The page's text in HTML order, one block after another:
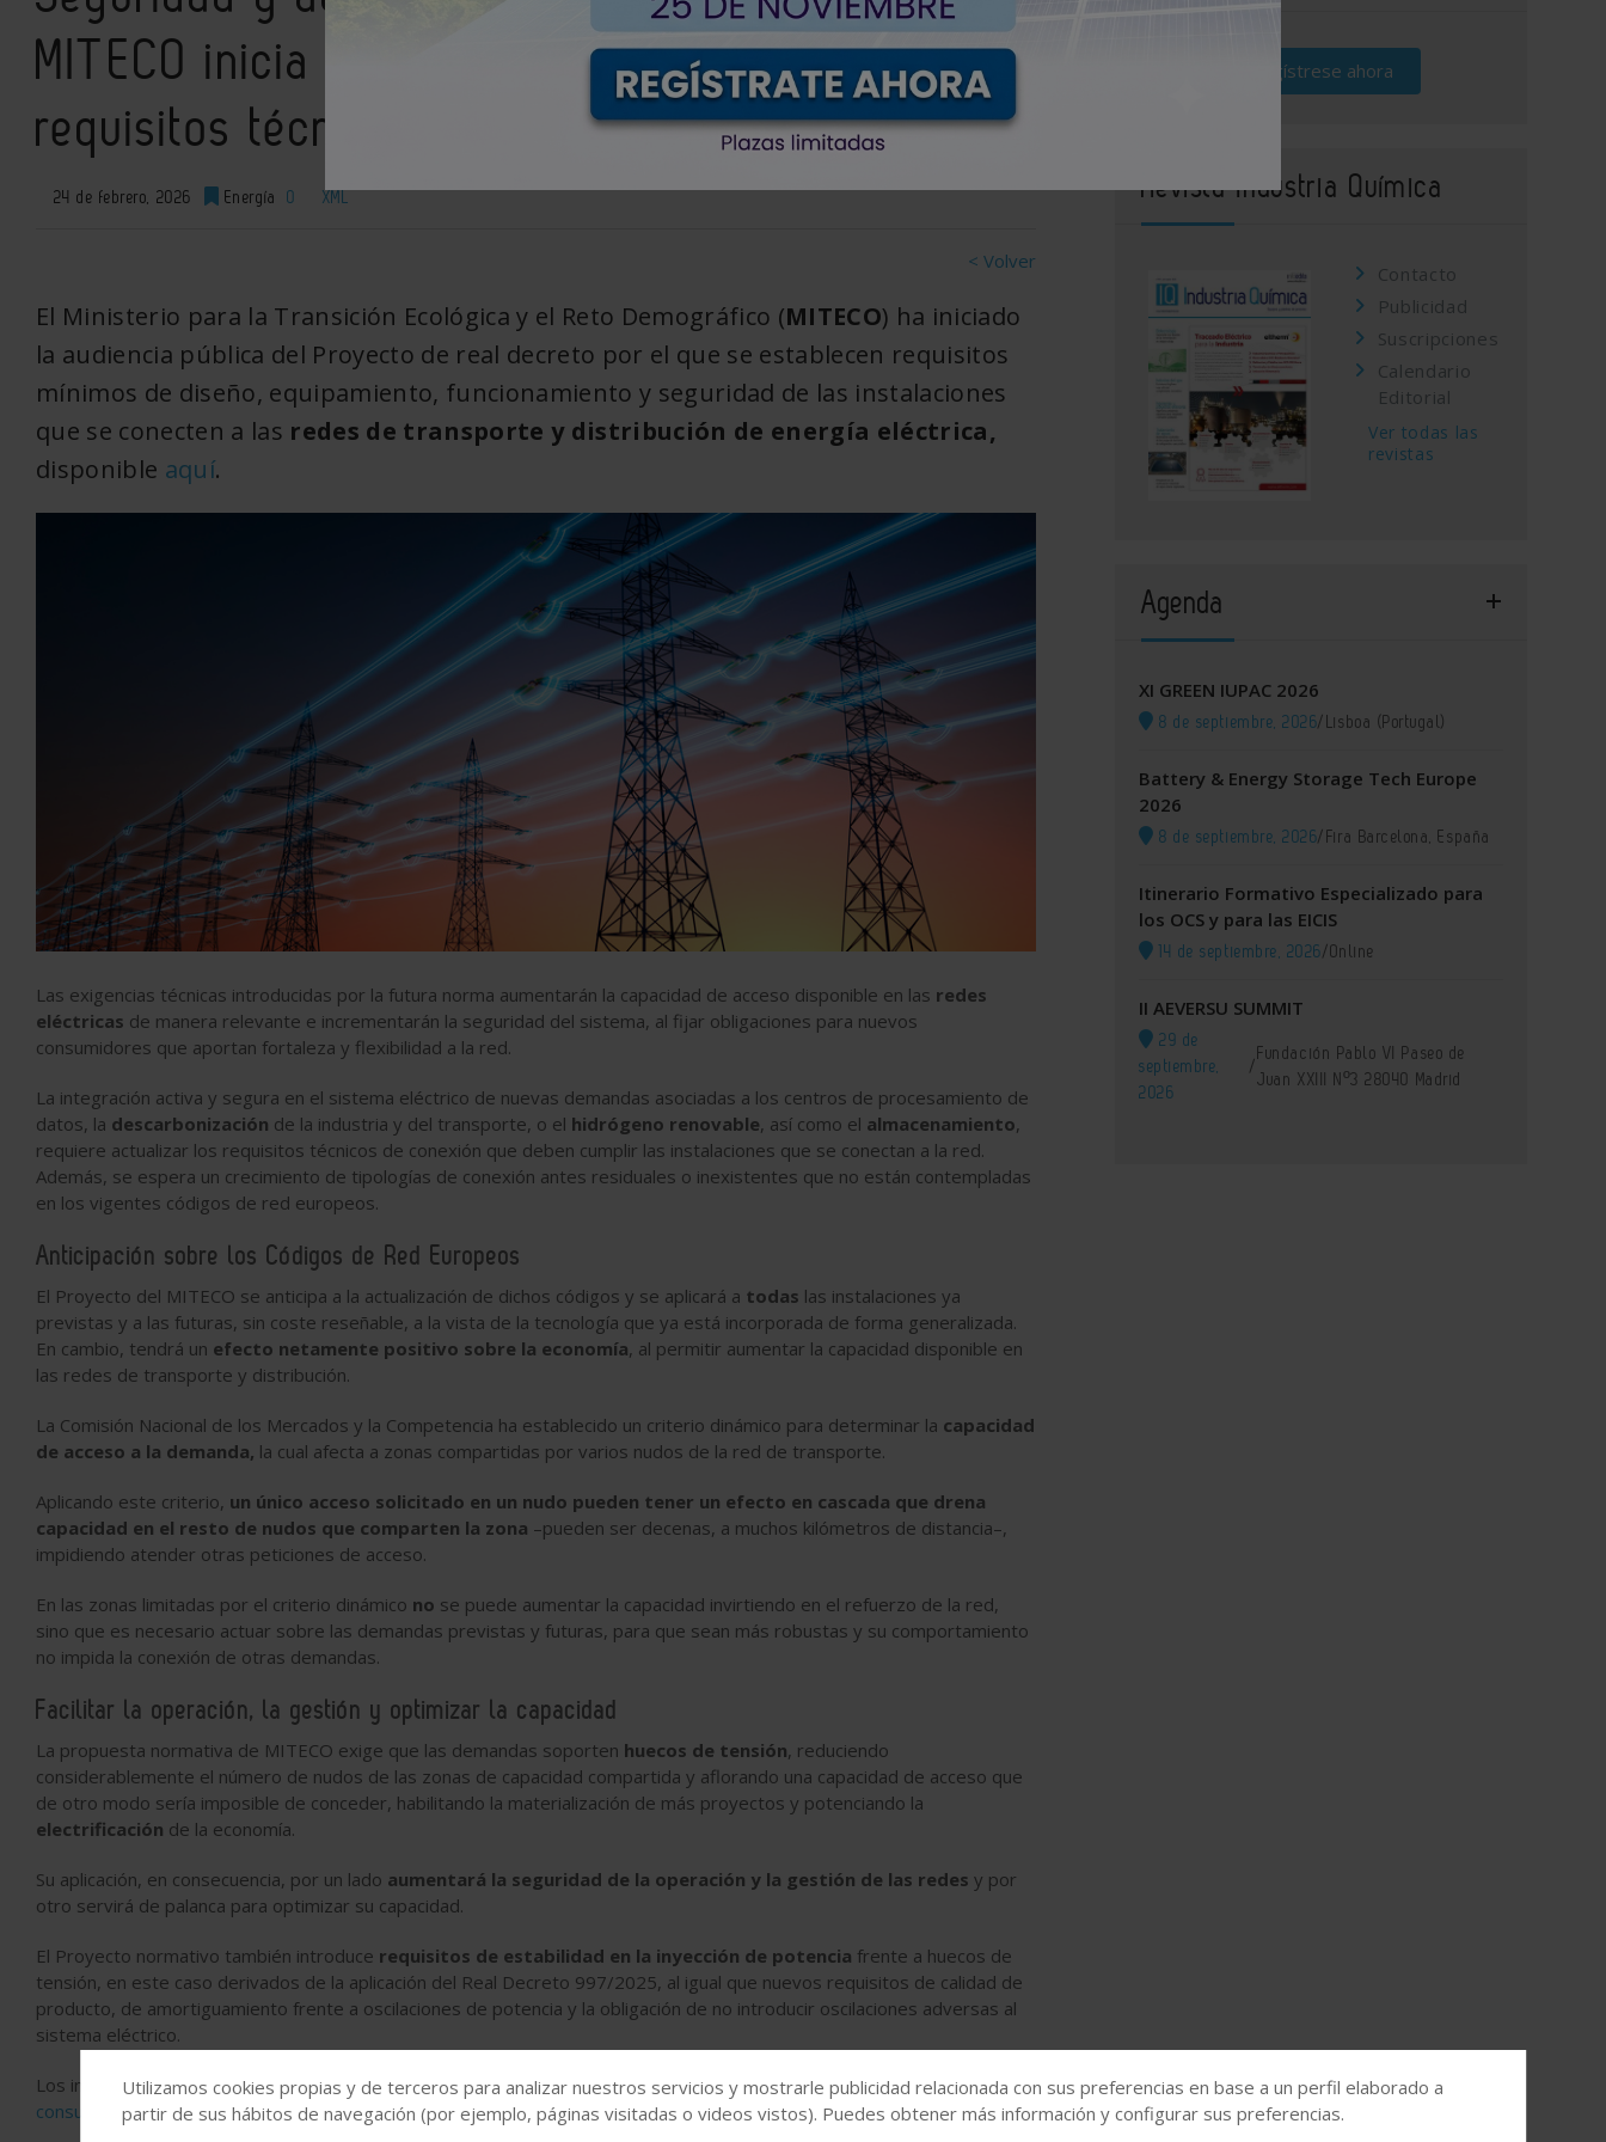
MITECO inicia la audiencia para actualizar los
requisitos técnicos
24 de febrero, 2026 Energía 0 XML
< Volver
El Ministerio para la Transición Ecológica y el Reto Demográfico (MITECO) ha iniciado
la audiencia pública del Proyecto de real decreto por el que se establecen requisitos
mínimos de diseño, equipamiento, funcionamiento y seguridad de las instalaciones
que se conecten a las redes de transporte y distribución de energía eléctrica,
disponible aquí.
Las exigencias técnicas introducidas por la futura norma aumentarán la capacidad de acceso disponible en las redes
eléctricas de manera relevante e incrementarán la seguridad del sistema, al fijar obligaciones para nuevos
consumidores que aportan fortaleza y flexibilidad a la red.
La integración activa y segura en el sistema eléctrico de nuevas demandas asociadas a los centros de procesamiento de
datos, la descarbonización de la industria y del transporte, o el hidrógeno renovable, así como el almacenamiento,
requiere actualizar los requisitos técnicos de conexión que deben cumplir las instalaciones que se conectan a la red.
Además, se espera un crecimiento de tipologías de conexión antes residuales o inexistentes que no están contempladas
en los vigentes códigos de red europeos.
Anticipación sobre los Códigos de Red Europeos
El Proyecto del MITECO se anticipa a la actualización de dichos códigos y se aplicará a todas las instalaciones ya
previstas y a las futuras, sin coste reseñable, a la vista de la tecnología que ya está incorporada de forma generalizada.
En cambio, tendrá un efecto netamente positivo sobre la economía, al permitir aumentar la capacidad disponible en
las redes de transporte y distribución.
La Comisión Nacional de los Mercados y la Competencia ha establecido un criterio dinámico para determinar la capacidad
de acceso a la demanda, la cual afecta a zonas compartidas por varios nudos de la red de transporte.
Aplicando este criterio, un único acceso solicitado en un nudo pueden tener un efecto en cascada que drena
capacidad en el resto de nudos que comparten la zona –pueden ser decenas, a muchos kilómetros de distancia–,
impidiendo atender otras peticiones de acceso.
En las zonas limitadas por el criterio dinámico no se puede aumentar la capacidad invirtiendo en el refuerzo de la red,
sino que es necesario actuar sobre las demandas previstas y futuras, para que sean más robustas y su comportamiento
no impida la conexión de otras demandas.
Facilitar la operación, la gestión y optimizar la capacidad
La propuesta normativa de MITECO exige que las demandas soporten huecos de tensión, reduciendo
considerablemente el número de nudos de las zonas de capacidad compartida y aflorando una capacidad de acceso que
de otro modo sería imposible de conceder, habilitando la materialización de más proyectos y potenciando la
electrificación de la economía.
Su aplicación, en consecuencia, por un lado aumentará la seguridad de la operación y la gestión de las redes y por
otro servirá de palanca para optimizar su capacidad.
El Proyecto normativo también introduce requisitos de estabilidad en la inyección de potencia frente a huecos de
tensión, en este caso derivados de la aplicación del Real Decreto 997/2025, al igual que nuevos requisitos de calidad de
producto, de amortiguamiento frente a oscilaciones de potencia y la obligación de no introducir oscilaciones adversas al
sistema eléctrico.
Los interesados pueden presentar sus alegaciones hasta el16de marzo en la siguiente dirección electrónica:bzn-
consulta.redes@miteco.es.
Regístrese ahora
Revista Industria Química
Contacto
Publicidad
Suscripciones
Calendario
Editorial
Ver todas las
revistas
Agenda
XI GREEN IUPAC 2026
8 de septiembre, 2026/Lisboa (Portugal)
Battery & Energy Storage Tech Europe
2026
8 de septiembre, 2026/Fira Barcelona, España
Itinerario Formativo Especializado para
los OCS y para las EICIS
14 de septiembre, 2026/Online
II AEVERSU SUMMIT
29 de
septiembre,
2026
/
Fundación Pablo VI Paseo de
Juan XXIII Nº3 28040 Madrid
Utilizamos cookies propias y de terceros para analizar nuestros servicios y mostrarle publicidad relacionada con sus preferencias en base a un perfil elaborado a
partir de sus hábitos de navegación (por ejemplo, páginas visitadas o videos vistos). Puedes obtener más información y configurar sus preferencias.